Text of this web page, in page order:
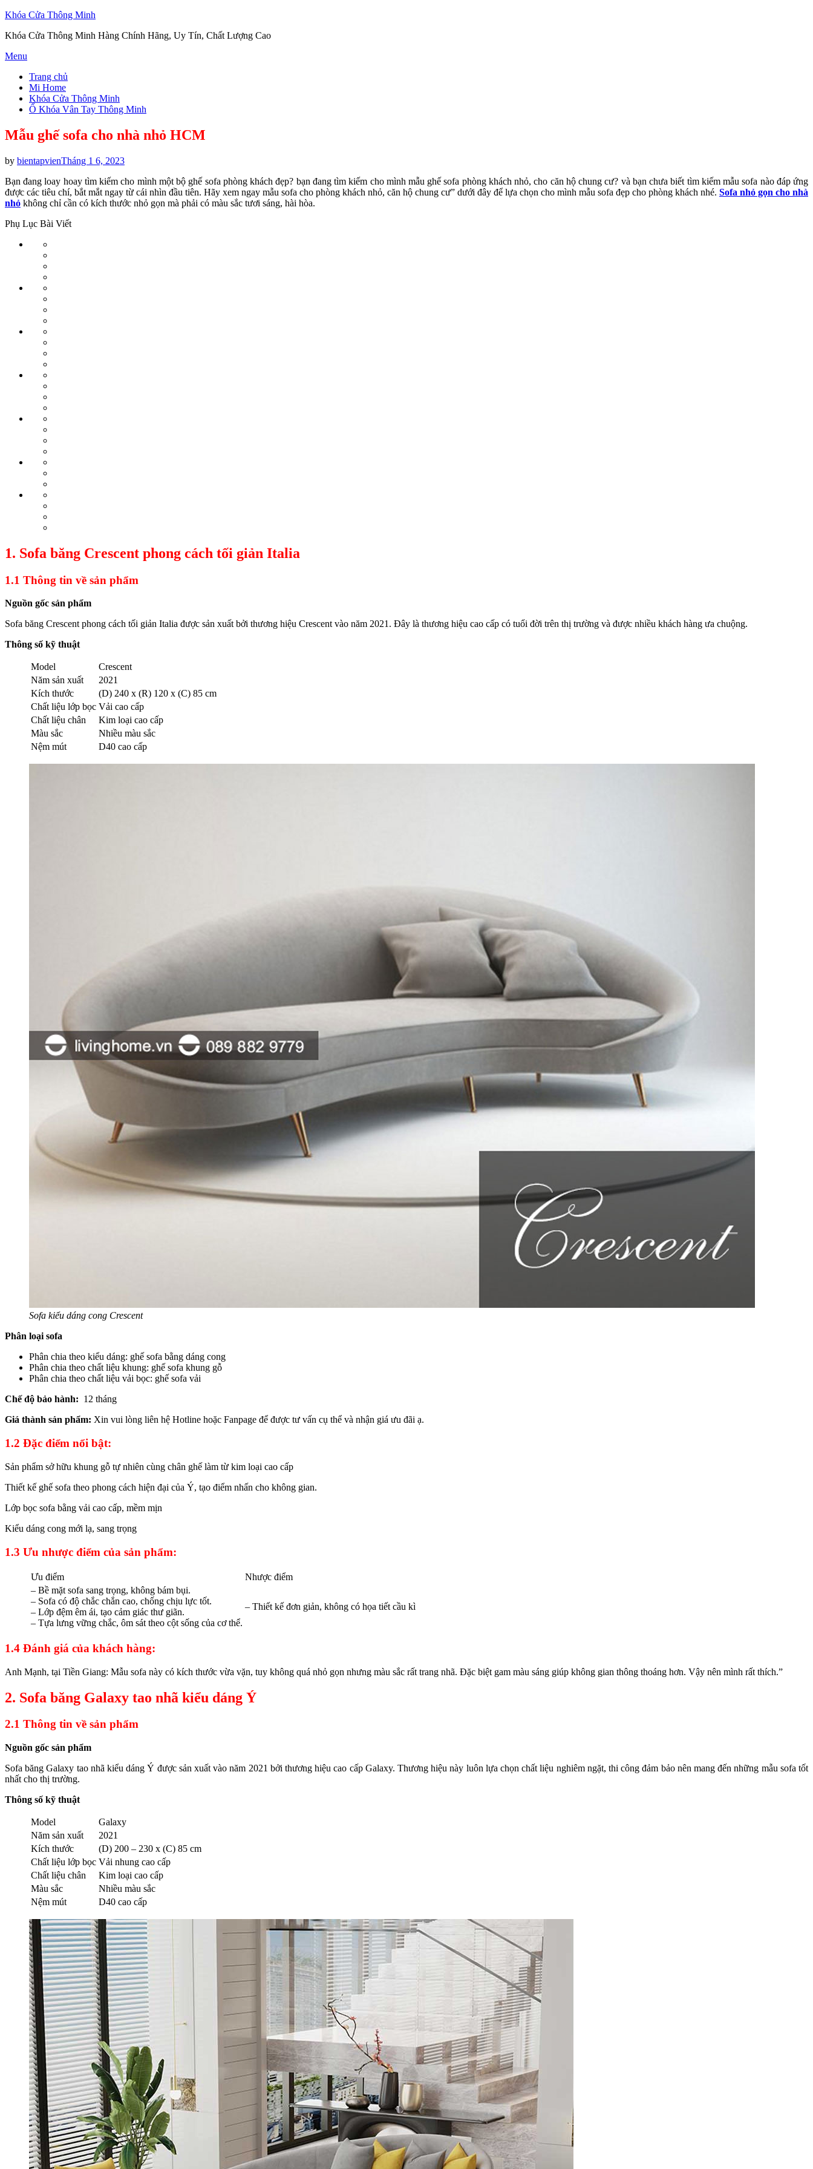
Khóa Cửa Thông Minh
Khóa Cửa Thông Minh Hàng Chính Hãng, Uy Tín, Chất Lượng Cao
Skip
content
Menu
Trang chủ
Mi Home
Khóa Cửa Thông Minh
Ổ Khóa Vân Tay Thông Minh
Mẫu ghế sofa cho nhà nhỏ HCM
by bientapvienPosted
Tháng 1 6, 2023
Bạn đang loay hoay tìm kiếm cho mình một bộ ghế sofa phòng khách đẹp? bạn đang tìm kiếm cho mình mẫu ghế sofa phòng khách nhỏ, cho căn hộ chung cư? và bạn chưa biết tìm kiếm mẫu sofa nào đáp ứng
được các tiêu chí, bắt mắt ngay từ cái nhìn đầu tiên. Hãy xem ngay mẫu sofa cho phòng khách nhỏ, căn hộ chung cư” dưới đây để lựa chọn cho mình mẫu sofa đẹp cho phòng khách nhé. Sofa nhỏ gọn cho nhà
nhỏ không chỉ cần có kích thước nhỏ gọn mà phải có màu sắc tươi sáng, hài hòa.
Phụ Lục Bài Viết
1. Sofa băng Crescent phong cách tối giản Italia
1.1 Thông tin về sản phẩm
Nguồn gốc sản phẩm
Sofa băng Crescent phong cách tối giản Italia được sản xuất bởi thương hiệu Crescent vào năm 2021. Đây là thương hiệu cao cấp có tuổi đời trên thị trường và được nhiều khách hàng ưa chuộng.
Thông số kỹ thuật
Model
Crescent
Năm sản xuất
2021
Kích thước
(D) 240 x (R) 120 x (C) 85 cm
Chất liệu lớp bọc Vải cao cấp
Chất liệu chân
Kim loại cao cấp
Màu sắc
Nhiều màu sắc
Nệm mút
D40 cao cấp
Sofa kiểu dáng cong Crescent
Phân loại sofa
Phân chia theo kiểu dáng: ghế sofa bằng dáng cong
Phân chia theo chất liệu khung: ghế sofa khung gỗ
Phân chia theo chất liệu vải bọc: ghế sofa vải
Chế độ bảo hành: 12 tháng
Giá thành sản phẩm: Xin vui lòng liên hệ Hotline hoặc Fanpage để được tư vấn cụ thể và nhận giá ưu đãi ạ.
1.2 Đặc điểm nổi bật:
Sản phẩm sở hữu khung gỗ tự nhiên cùng chân ghế làm từ kim loại cao cấp
Thiết kế ghế sofa theo phong cách hiện đại của Ý, tạo điểm nhấn cho không gian.
Lớp bọc sofa bằng vải cao cấp, mềm mịn
Kiểu dáng cong mới lạ, sang trọng
1.3 Ưu nhược điểm của sản phẩm:
Ưu điểm
Nhược điểm
– Bề mặt sofa sang trọng, không bám bụi.
– Sofa có độ chắc chắn cao, chống chịu lực tốt.
– Lớp đệm êm ái, tạo cảm giác thư giãn.
– Tựa lưng vững chắc, ôm sát theo cột sống của cơ thể.
– Thiết kế đơn giản, không có họa tiết cầu kì
1.4 Đánh giá của khách hàng:
Anh Mạnh, tại Tiền Giang: Mẫu sofa này có kích thước vừa vặn, tuy không quá nhỏ gọn nhưng màu sắc rất trang nhã. Đặc biệt gam màu sáng giúp không gian thông thoáng hơn. Vậy nên mình rất thích.”
2. Sofa băng Galaxy tao nhã kiểu dáng Ý
2.1 Thông tin về sản phẩm
Nguồn gốc sản phẩm
Sofa băng Galaxy tao nhã kiểu dáng Ý được sản xuất vào năm 2021 bởi thương hiệu cao cấp Galaxy. Thương hiệu này luôn lựa chọn chất liệu nghiêm ngặt, thi công đảm bảo nên mang đến những mẫu sofa tốt
nhất cho thị trường.
Thông số kỹ thuật
Model
Galaxy
Năm sản xuất
2021
Kích thước
(D) 200 – 230 x (C) 85 cm
Chất liệu lớp bọc Vải nhung cao cấp
Chất liệu chân
Kim loại cao cấp
Màu sắc
Nhiều màu sắc
Nệm mút
D40 cao cấp